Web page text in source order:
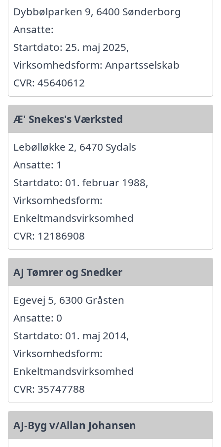
Dybbølparken 9, 6400 Sønderborg
Ansatte:
Startdato: 25. maj 2025,
Virksomhedsform: Anpartsselskab
CVR: 45640612
Æ' Snekes's Værksted
Lebølløkke 2, 6470 Sydals
Ansatte: 1
Startdato: 01. februar 1988,
Virksomhedsform:
Enkeltmandsvirksomhed
CVR: 12186908
AJ Tømrer og Snedker
Egevej 5, 6300 Gråsten
Ansatte: 0
Startdato: 01. maj 2014,
Virksomhedsform:
Enkeltmandsvirksomhed
CVR: 35747788
AJ-Byg v/Allan Johansen